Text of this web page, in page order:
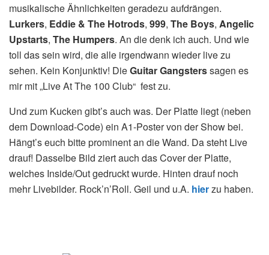
musikalische Ähnlichkeiten geradezu aufdrängen.
Lurkers, Eddie & The Hotrods, 999, The Boys, Angelic
Upstarts, The Humpers. An die denk ich auch. Und wie
toll das sein wird, die alle irgendwann wieder live zu
sehen. Kein Konjunktiv! DieGuitar Gangsterssagen es
mir mit „Live At The 100 Club“ fest zu.
Und zum Kucken gibt’s auch was. Der Platte liegt (neben
dem Download-Code) ein A1-Poster von der Show bei.
Hängt’s euch bitte prominent an die Wand. Da steht Live
drauf! Dasselbe Bild ziert auch das Cover der Platte,
welches Inside/Out gedruckt wurde. Hinten drauf noch
mehr Livebilder. Rock’n’Roll. Geil und u.A. hierzu haben.